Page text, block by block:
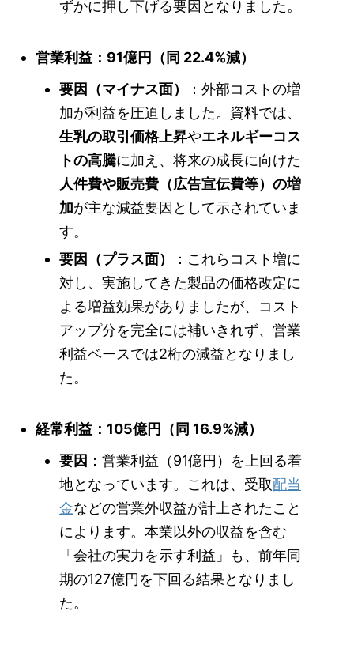
ずかに押し下げる要因となりました。
営業利益：91億円（同 22.4%減）
要因（マイナス面）
：外部コストの増
加が利益を圧迫しました。資料では、
生乳の取引価格上昇やエネルギーコス
トの高騰に加え、将来の成長に向けた
人件費や販売費（広告宣伝費等）の増
加が主な減益要因として示されていま
す。
要因（プラス面）
：これらコスト増に
対し、実施してきた製品の価格改定に
よる増益効果がありましたが、コスト
アップ分を完全には補いきれず、営業
利益ベースでは2桁の減益となりまし
た。
経常利益：105億円（同 16.9%減）
要因 ：営業利益（91億円）を上回る着
地となっています。これは、受取配当
金などの営業外収益が計上されたこと
によります。本業以外の収益を含む
「会社の実力を示す利益」も、前年同
期の127億円を下回る結果となりまし
た。